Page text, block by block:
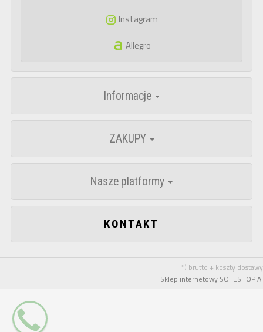
Instagram
Allegro
Informacje
ZAKUPY
Nasze platformy
KONTAKT
*) brutto + koszty dostawy
Sklep internetowy SOTESHOP AI